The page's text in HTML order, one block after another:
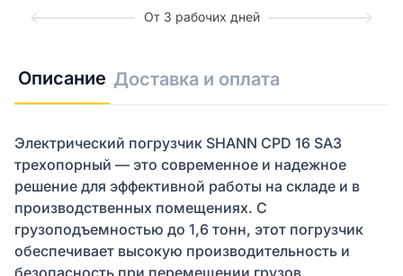
От 3 рабочих дней
Описание Доставка и оплата
Электрический погрузчик SHANN CPD 16 SA3
трехопорный — это современное и надежное
решение для эффективной работы на складе и в
производственных помещениях. С
грузоподъемностью до 1,6 тонн, этот погрузчик
обеспечивает высокую производительность и
безопасность при перемещении грузов.